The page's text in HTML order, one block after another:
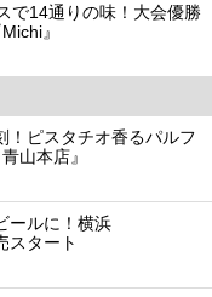
で14通りの味！大会優勝
』
！ピスタチオ香るパルフ
山本店』
ールに！横浜
スタート